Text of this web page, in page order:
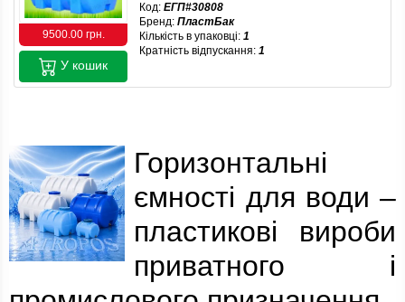
9500.00 грн.
Код: ЕГП#30808
Бренд: ПластБак
Кількість в упаковці: 1
Кратність відпускання: 1
У кошик
Горизонтальні
ємності для води –
пластикові вироби
приватного і